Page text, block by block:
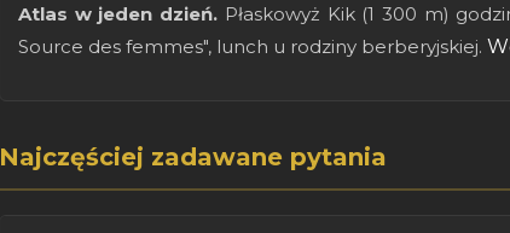
Atlas w jeden dzień. Płaskowyż Kik (1 300 m)
Source des femmes", lunch u rodziny berberyjskiej.
Najczęściej zadawane pytania